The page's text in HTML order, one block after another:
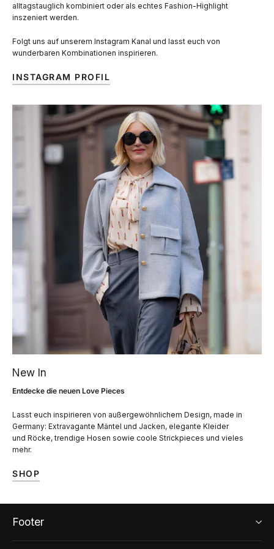
alltagstauglich kombiniert oder als echtes Fashion-Highlight
inszeniert werden.
Folgt uns auf unserem Instagram Kanal und lasst euch von
wunderbaren Kombinationen inspirieren.
INSTAGRAM PROFIL
New In
Entdecke die neuen Love Pieces
Lasst euch inspirieren von außergewöhnlichem Design, made in
Germany: Extravagante Mäntel und Jacken, elegante Kleider
und Röcke, trendige Hosen sowie coole Strickpieces und vieles
mehr.
SHOP
Footer